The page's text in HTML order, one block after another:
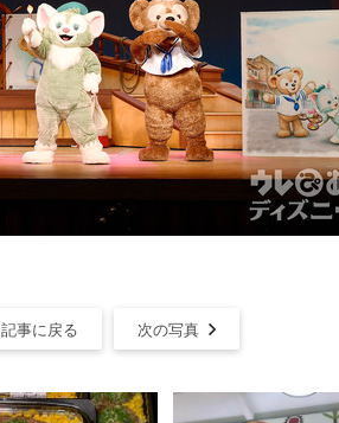
記事に戻る 次の写真